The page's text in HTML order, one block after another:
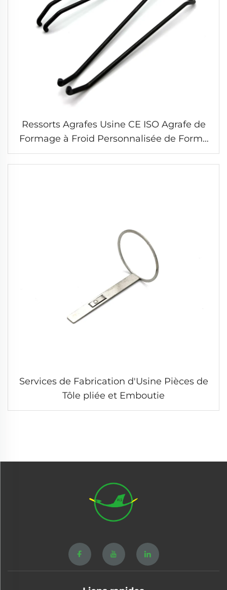
Ressorts Agrafes Usine CE ISO Agrafe de
Formage à Froid Personnalisée de Forme
Variée
Services de Fabrication d'Usine Pièces de
Tôle pliée et Emboutie